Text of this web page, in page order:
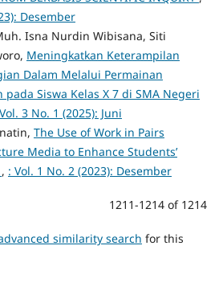
Desember
Isna Nurdin Wibisana, Siti
Meningkatkan Keterampilan
Dalam Melalui Permainan
Siswa Kelas X 7 di SMA Negeri
3 No. 1 (2025): Juni
The Use of Work in Pairs
Media to Enhance Students’
, : Vol. 1 No. 2 (2023): Desember
1211-1214 of 1214
similarity search for this